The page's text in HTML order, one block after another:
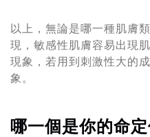
以上，無論是哪一種肌膚
現，敏感性肌膚容易出現
現象，若用到刺激性大的
象。
哪一個是你的命